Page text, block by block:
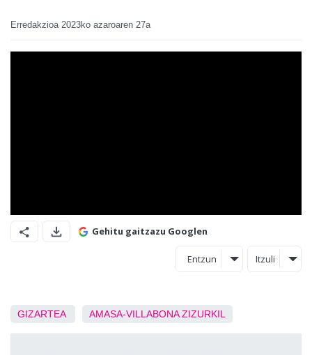
Erredakzioa 2023ko azaroaren 27a
Gehitu gaitzazu Googlen
Entzun Itzuli
GIZARTEA AMASA-VILLABONA ZIZURKIL